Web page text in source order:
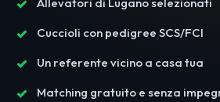
Cuccioli con pedigree SCS/FCI
Un referente vicino a casa tua
Matching gratuito e senza